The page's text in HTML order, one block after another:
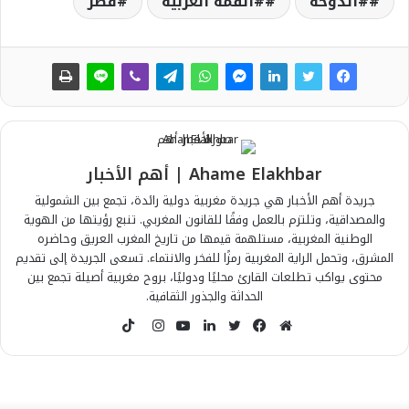
Ahame Elakhbar | أهم الأخبار
جريدة أهم الأخبار هي جريدة مغربية دولية رائدة، تجمع بين الشمولية
والمصداقية، وتلتزم بالعمل وفقًا للقانون المغربي. تنبع رؤيتها من الهوية
الوطنية المغربية، مستلهمة قيمها من تاريخ المغرب العريق وحاضره
المشرق، وتحمل الراية المغربية رمزًا للفخر والانتماء. تسعى الجريدة إلى تقديم
محتوى يواكب تطلعات القارئ محليًا ودوليًا، بروح مغربية أصيلة تجمع بين
الحداثة والجذور الثقافية.
م
ف
ت
ل
ي
ا